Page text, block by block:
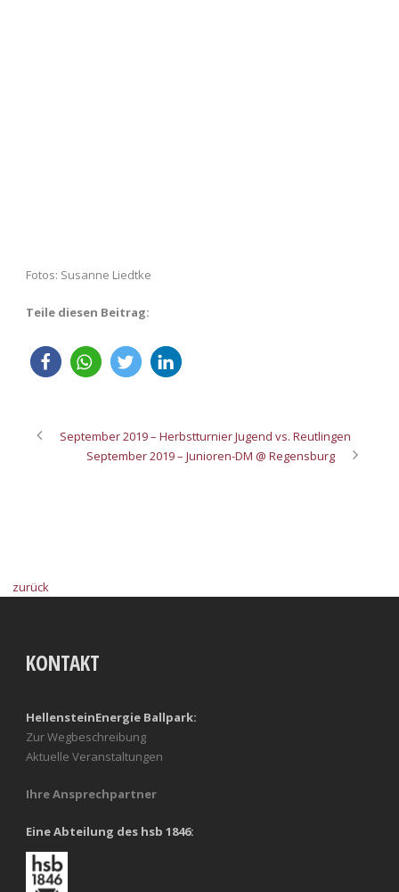
Fotos: Susanne Liedtke
Teile diesen Beitrag:
September 2019 – Herbstturnier Jugend vs. Reutlingen
September 2019 – Junioren-DM @ Regensburg
zurück
KONTAKT
HellensteinEnergie Ballpark:
Zur Wegbeschreibung
Aktuelle Veranstaltungen
Ihre Ansprechpartner
Eine Abteilung des hsb 1846: